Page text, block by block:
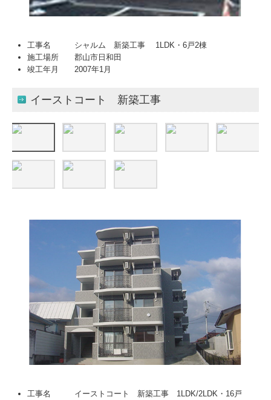
工事名 シャルム 新築工事 1LDK・6戸2棟
施工場所 郡山市日和田
竣工年月 2007年1月
イーストコート 新築工事
工事名 イーストコート 新築工事 1LDK/2LDK・16戸